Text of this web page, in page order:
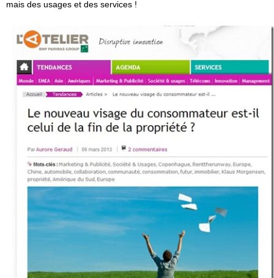
mais des usages et des services !